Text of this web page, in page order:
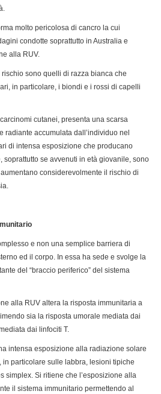
molto pericolosa di cancro la cui
condotte soprattutto in Australia e
alla RUV.
sono quelli di razza bianca che
in particolare, i biondi e i rossi di capelli
cutanei, presenta una scarsa
radiante accumulata dall’individuo nel
di intensa esposizione che producano
soprattutto se avvenuti in età giovanile, sono
considerevolmente il rischio di
e non una semplice barriera di
ed il corpo. In essa ha sede e svolge la
del “braccio periferico” del sistema
alla RUV altera la risposta immunitaria a
sia la risposta umorale mediata dai
dai linfociti T.
intensa esposizione alla radiazione solare
particolare sulle labbra, lesioni tipiche
simplex. Si ritiene che l’esposizione alla
il sistema immunitario permettendo al